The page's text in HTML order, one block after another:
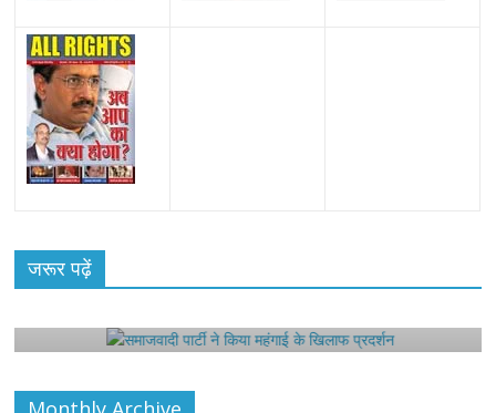
जरूर पढ़ें
राजनीतिक
समाजवादी पार्टी ने किया महंगाई के खिलाफ प्रदर्शन